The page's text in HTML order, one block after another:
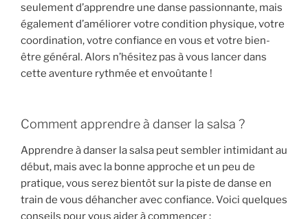
seulement d’apprendre une danse passionnante, mais
également d’améliorer votre condition physique, votre
coordination, votre confiance en vous et votre bien-
être général. Alors n’hésitez pas à vous lancer dans
cette aventure rythmée et envoûtante !
Comment apprendre à danser la salsa ?
Apprendre à danser la salsa peut sembler intimidant au
début, mais avec la bonne approche et un peu de
pratique, vous serez bientôt sur la piste de danse en
train de vous déhancher avec confiance. Voici quelques
conseils pour vous aider à commencer :